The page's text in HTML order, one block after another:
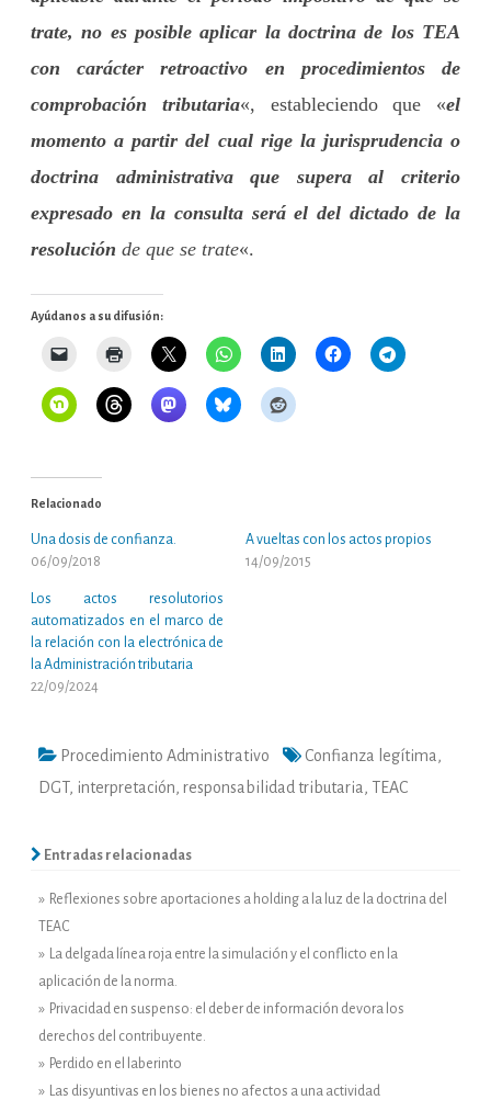
trate, no es posible aplicar la doctrina de los TEA
con carácter retroactivo en procedimientos de
comprobación tributaria«, estableciendo que «el
momento a partir del cual rige la jurisprudencia o
doctrina administrativa que supera al criterio
expresado en la consulta será el del dictado de la
resolución de que se trate«.
Ayúdanos a su difusión:
Relacionado
Una dosis de confianza.
06/09/2018
A vueltas con los actos propios
14/09/2015
Los actos resolutorios
automatizados en el marco de
la relación con la electrónica de
la Administración tributaria
22/09/2024
Procedimiento Administrativo Confianza legítima ,
DGT, interpretación, responsabilidad tributaria , TEAC
Entradas relacionadas
» Reflexiones sobre aportaciones a holding a la luz de la doctrina del
TEAC
» La delgada línea roja entre la simulación y el conflicto en la
aplicación de la norma.
» Privacidad en suspenso: el deber de información devora los
derechos del contribuyente.
» Perdido en el laberinto
» Las disyuntivas en los bienes no afectos a una actividad